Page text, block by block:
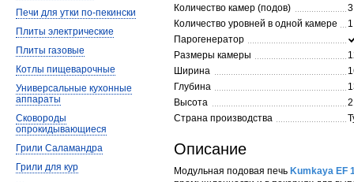
Количество камер (подов)
3
Количество уровней в одной камере
1
Парогенератор
Размеры камеры
Ширина
Глубина
Высота
Страна производства
Описание
Модульная подовая печь Kumkaya EF
Печи для утки по-пекински
Плиты электрические
Плиты газовые
Котлы пищеварочные
Универсальные кухонные
аппараты
Сковороды
опрокидывающиеся
Грили Саламандра
Грили для кур